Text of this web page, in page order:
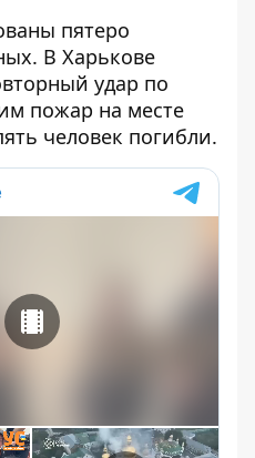
пятеро
В Харькове
удар по
пожар на месте
человек погибли.